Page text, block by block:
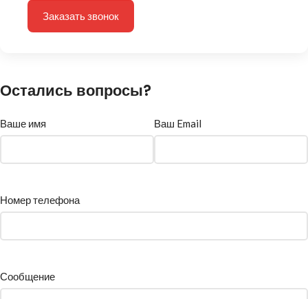
Заказать звонок
Остались вопросы?
Ваше имя Ваш Email
Номер телефона
Сообщение